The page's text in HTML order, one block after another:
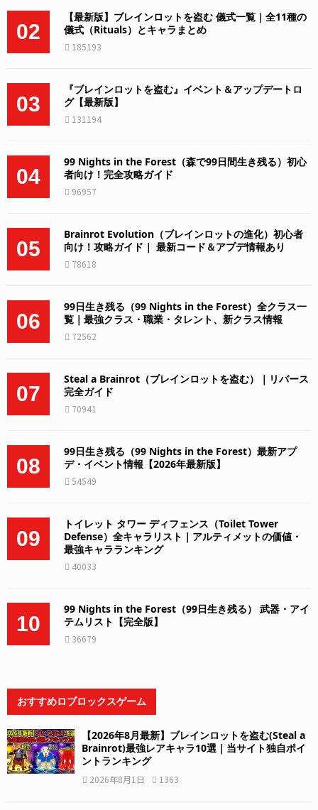
02
【最新版】ブレインロットを盗む 儀式一覧｜全11種の
儀式（Rituals）とキャラまとめ
185193
03
『ブレインロットを盗む』イベント＆アップデートロ
グ【最新版】
131194
04
99 Nights in the Forest（森で99日間生き残る）初心
者向け！完全攻略ガイド
96957
05
Brainrot Evolution（ブレインロットの進化）初心者
向け！攻略ガイド｜ 最新コード＆アプデ情報あり
78618
06
99日生き残る（99 Nights in the Forest）全クラス一
覧｜最強クラス・職業・タレント、新クラス情報
72562
07
Steal a Brainrot（ブレインロットを盗む）｜リバース
完全ガイド
70941
08
99日生き残る（99 Nights in the Forest）最新アプ
デ・イベント情報【2026年最新版】
54549
09
トイレット タワー ディフェンス（Toilet Tower
Defense）全キャラリスト｜アルティメットの価値・
最強キャラランキング
40033
10
99 Nights in the Forest（99日生き残る） 武器・アイ
テムリスト【完全版】
36679
おすすめロブロックスゲーム
【2026年8月最新】ブレインロットを盗む(Steal a
Brainrot)最強レアキャラ10選｜当サイト独自ポイ
ントランキング
2026年8月1日 1363